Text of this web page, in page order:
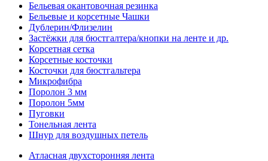
Бельевая окантовочная резинка
Бельевые и корсетные Чашки
Дублерин/Флизелин
Застёжки для бюстгалтера/кнопки на ленте и др.
Корсетная сетка
Корсетные косточки
Косточки для бюстгальтера
Микрофибра
Поролон 3 мм
Поролон 5мм
Пуговки
Тонельная лента
Шнур для воздушных петель
Атласная двухсторонняя лента